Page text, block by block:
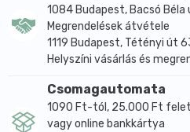
1084 Budapest, Bacsó Béla
Megrendelések átvétele
1119 Budapest, Tétényi út
Helyszíni vásárlás és
Csomagautomata
1090 Ft-tól, 25.000 Ft
vagy online bankkártya